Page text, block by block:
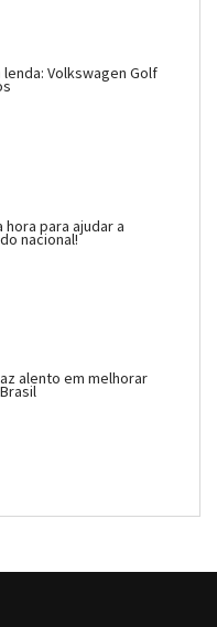
Volkswagen Golf
para ajudar a
nacional!
alento em melhorar